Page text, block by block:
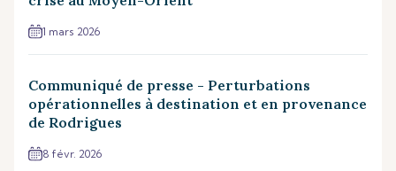
1 mars 2026
Communiqué de presse - Perturbations
opérationnelles à destination et en provenance
de Rodrigues
8 févr. 2026